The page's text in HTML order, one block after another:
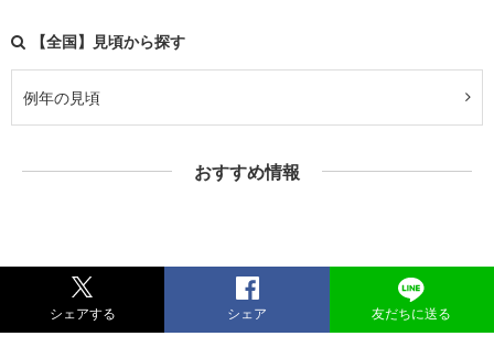
【全国】見頃から探す
例年の見頃
おすすめ情報
シェアする シェア 友だちに送る